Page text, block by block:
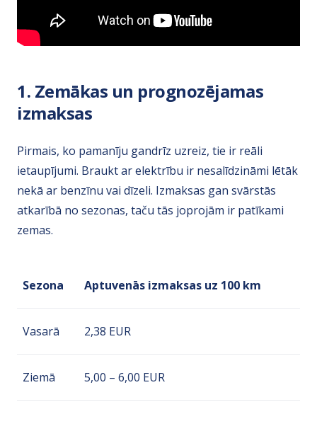
1. Zemākas un prognozējamas
izmaksas
Pirmais, ko pamanīju gandrīz uzreiz, tie ir reāli
ietaupījumi. Braukt ar elektrību ir nesalīdzināmi lētāk
nekā ar benzīnu vai dīzeli. Izmaksas gan svārstās
atkarībā no sezonas, taču tās joprojām ir patīkami
zemas.
Sezona Aptuvenās izmaksas uz 100 km
Vasarā 2,38 EUR
Ziemā 5,00 – 6,00 EUR